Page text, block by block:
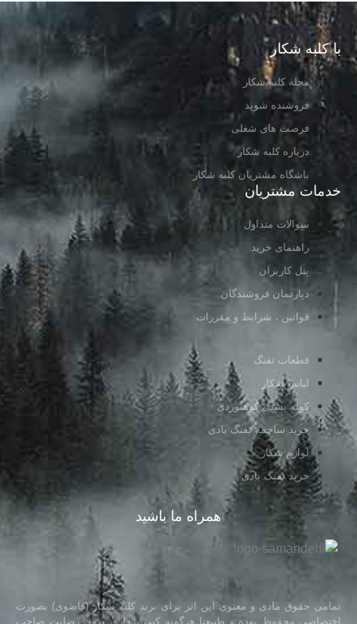
با کلبه شکار
مجله کلبه شکار
فروشنده شوید
فرصت های شغلی
درباره کلبه شکار
باشگاه مشتریان کلبه شکار
خدمات مشتریان
سوالات متداول
راهنمای خرید
پنل کاربران
دپارتمان فروشندگان
قوانین ، شرایط و مقررات
قطعات تفنگ
لباس شکار
کوله پشتی کوهنوردی
خرید ساچمه تفنگ بادی
لوازم شکار
خرید تفنگ بادی
همراه ما باشید
تمامی حقوق مادی و معنوی این اثر برای برند کلبه شکار (قاضوی) بصورت
اختصاصی محفوظ بوده و طبیعتا هرگونه کپی برداری بدون رضایت صاحب